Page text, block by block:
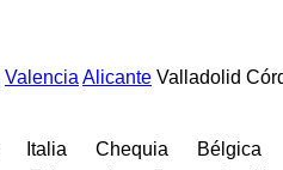
Valencia Alicante Valladolid
Italia Chequia Bélgica